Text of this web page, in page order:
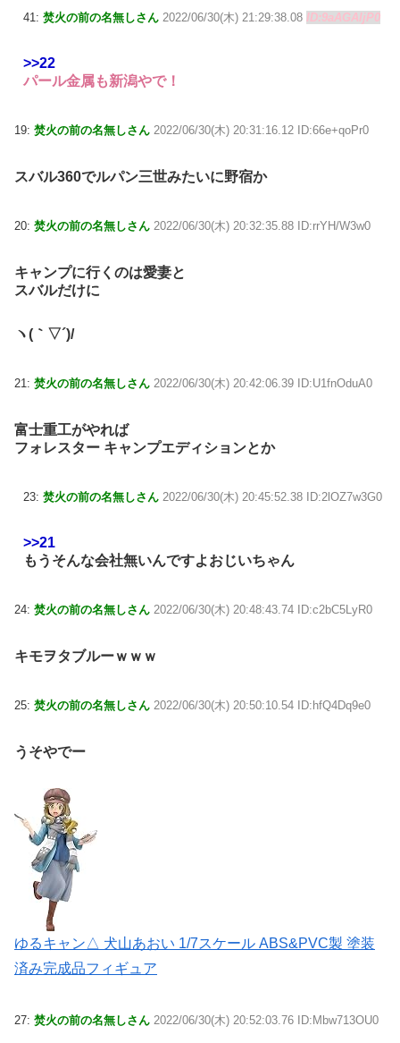
41: 焚火の前の名無しさん 2022/06/30(木) 21:29:38.08 ID:9aAGAljP0
>>22
パール金属も新潟やで！
19: 焚火の前の名無しさん 2022/06/30(木) 20:31:16.12 ID:66e+qoPr0
スバル360でルパン三世みたいに野宿か
20: 焚火の前の名無しさん 2022/06/30(木) 20:32:35.88 ID:rrYH/W3w0
キャンプに行くのは愛妻と
スバルだけに
ヽ(｀▽´)/
21: 焚火の前の名無しさん 2022/06/30(木) 20:42:06.39 ID:U1fnOduA0
富士重工がやれば
フォレスター キャンプエディションとか
23: 焚火の前の名無しさん 2022/06/30(木) 20:45:52.38 ID:2lOZ7w3G0
>>21
もうそんな会社無いんですよおじいちゃん
24: 焚火の前の名無しさん 2022/06/30(木) 20:48:43.74 ID:c2bC5LyR0
キモヲタブルーｗｗｗ
25: 焚火の前の名無しさん 2022/06/30(木) 20:50:10.54 ID:hfQ4Dq9e0
うそやでー
ゆるキャン△ 犬山あおい 1/7スケール ABS&PVC製 塗装
済み完成品フィギュア
27: 焚火の前の名無しさん 2022/06/30(木) 20:52:03.76 ID:Mbw713OU0